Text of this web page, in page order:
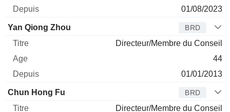
01/08/2023
Yan Qiong Zhou BRD
Directeur/Membre du Conseil
44
01/01/2013
Chun Hong Fu BRD
Directeur/Membre du Conseil